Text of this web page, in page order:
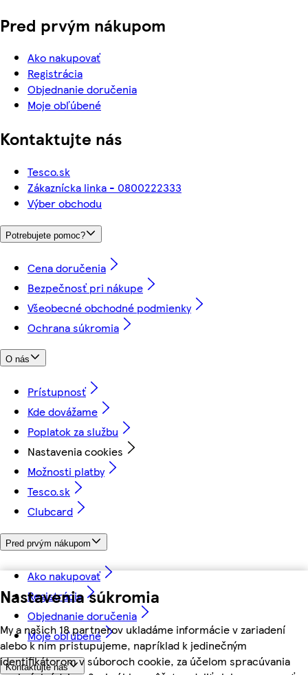
Nastavenia súkromia
My a našich 18 partnerov ukladáme informácie v zariadení
alebo k nim pristupujeme, napríklad k jedinečným
identifikátorom v súboroch cookie, za účelom spracúvania
Pred prvým nákupom
Ako nakupovať
Registrácia
Objednanie doručenia
Moje obľúbené
Kontaktujte nás
Tesco.sk
Zákaznícka linka - 0800222333
Výber obchodu
Potrebujete pomoc?
Cena doručenia
Bezpečnosť pri nákupe
Všeobecné obchodné podmienky
Ochrana súkromia
O nás
Prístupnosť
Kde dovážame
Poplatok za službu
Nastavenia cookies
Možnosti platby
Tesco.sk
Clubcard
Pred prvým nákupom
Ako nakupovať
Registrácia
Objednanie doručenia
Moje obľúbené
Kontaktujte nás